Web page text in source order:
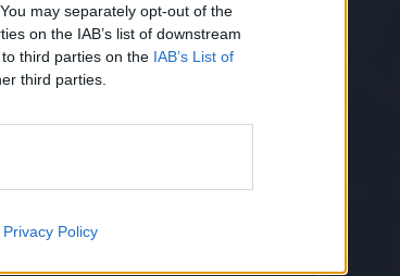
may separately opt-out of the
on the IAB’s list of downstream
third parties on the IAB’s List of
third parties.
Privacy Policy